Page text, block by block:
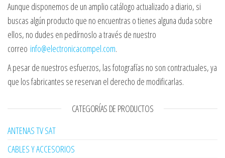
Aunque disponemos de un amplio catálogo actualizado a diario, si
buscas algún producto que no encuentras o tienes alguna duda sobre
ellos, no dudes en pedírnoslo a través de nuestro
correo info@electronicacompel.com.
A pesar de nuestros esfuerzos, las fotografías no son contractuales, ya
que los fabricantes se reservan el derecho de modificarlas.
CATEGORÍAS DE PRODUCTOS
ANTENAS TV SAT
CABLES Y ACCESORIOS